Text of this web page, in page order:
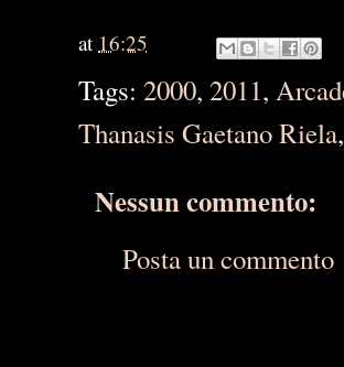
at 16:25
Tags:2000,2011,
Thanasis Gaetano Riela
Nessun commento:
Posta un commento